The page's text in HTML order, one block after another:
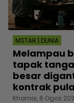
MSTAR | DUNIA
Melampau
tapak
besar
kontrak
Khamis, 6 Ogos